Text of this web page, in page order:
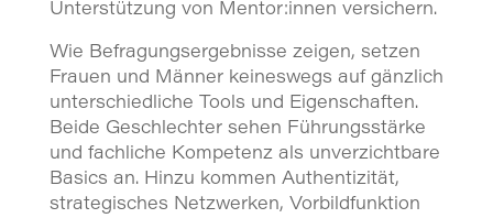
Unterstützung von Mentor:innen versichern.
Wie Befragungsergebnisse zeigen, setzen
Frauen und Männer keineswegs auf gänzlich
unterschiedliche Tools und Eigenschaften.
Beide Geschlechter sehen Führungsstärke
und fachliche Kompetenz als unverzichtbare
Basics an. Hinzu kommen Authentizität,
strategisches Netzwerken, Vorbildfunktion